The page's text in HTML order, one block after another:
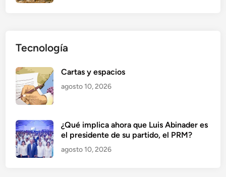
Tecnología
Cartas y espacios
agosto 10, 2026
¿Qué implica ahora que Luis Abinader es
el presidente de su partido, el PRM?
agosto 10, 2026